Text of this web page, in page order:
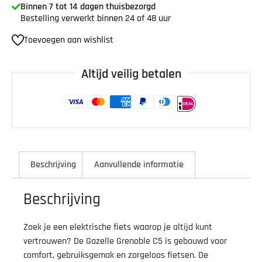
Binnen 7 tot 14 dagen thuisbezorgd
Bestelling verwerkt binnen 24 of 48 uur
Toevoegen aan wishlist
Altijd veilig betalen
Beschrijving Aanvullende informatie
Beschrijving
Zoek je een elektrische fiets waarop je altijd kunt
vertrouwen? De Gazelle Grenoble C5 is gebouwd voor
comfort, gebruiksgemak en zorgeloos fietsen. De